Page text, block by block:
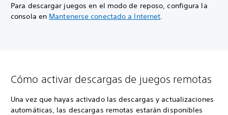
Para descargar juegos en el modo de reposo, configura la
consola en Mantenerse conectado a Internet.
Cómo activar descargas de juegos remotas
Una vez que hayas activado las descargas y actualizaciones
automáticas, las descargas remotas estarán disponibles